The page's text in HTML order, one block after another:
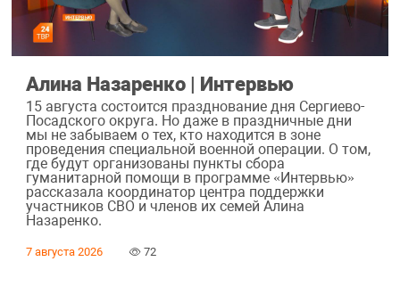
Алина Назаренко | Интервью
15 августа состоится празднование дня Сергиево-
Посадского округа. Но даже в праздничные дни
мы не забываем о тех, кто находится в зоне
проведения специальной военной операции. О том,
где будут организованы пункты сбора
гуманитарной помощи в программе «Интервью»
рассказала координатор центра поддержки
участников СВО и членов их семей Алина
Назаренко.
7 августа 2026 72